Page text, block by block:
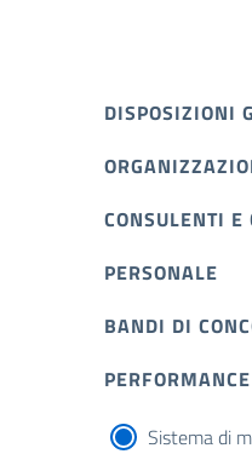
DISPOSIZIONI
CONSULENTI E
PERSONALE
BANDI DI
PERFORMANCE
Sistema di